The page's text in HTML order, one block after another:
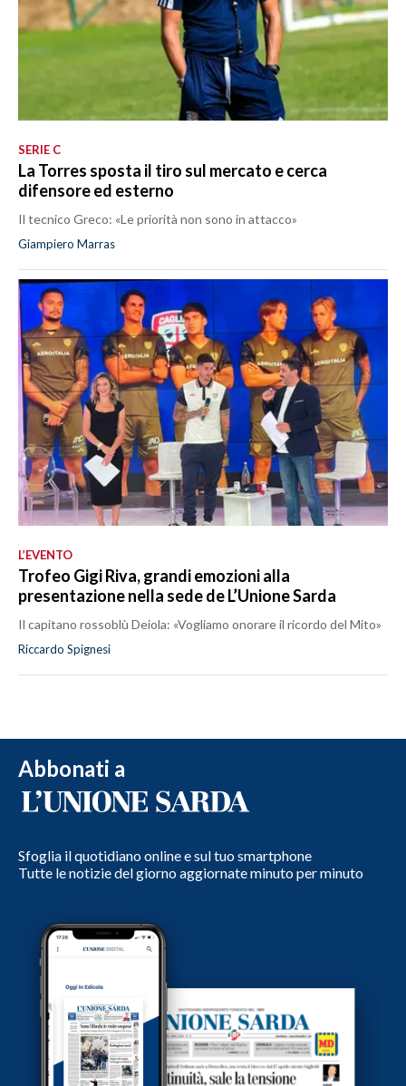
SERIE C
La Torres sposta il tiro sul mercato e cerca
difensore ed esterno
Il tecnico Greco: «Le priorità non sono in attacco»
Giampiero Marras
L’EVENTO
Trofeo Gigi Riva, grandi emozioni alla
presentazione nella sede de L’Unione Sarda
Il capitano rossoblù Deiola: «Vogliamo onorare il ricordo del Mito»
Riccardo Spignesi
Abbonati a
Sfoglia il quotidiano online e sul tuo smartphone
Tutte le notizie del giorno aggiornate minuto per minuto